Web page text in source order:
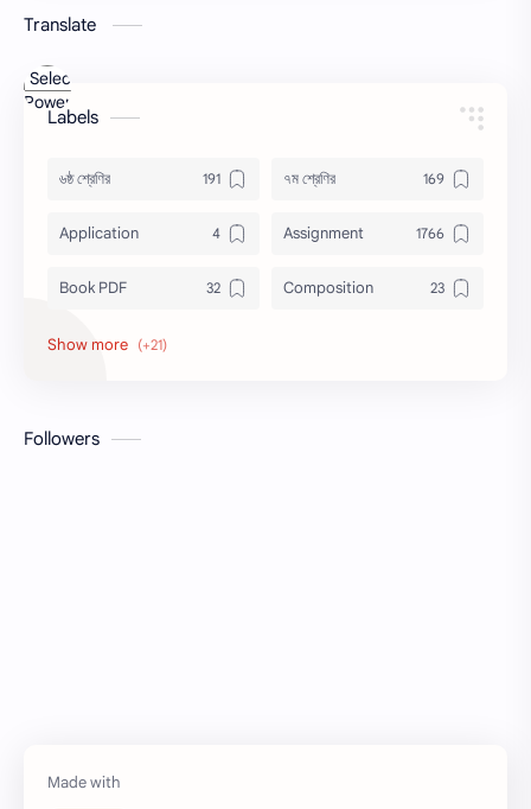
Translate
Powered
Labels
৬ষ্ঠ শ্রেণির ৭ম শ্রেণির
Application Assignment
Book PDF Composition
Honors
Model Test
প্রতিবেদন
Followers